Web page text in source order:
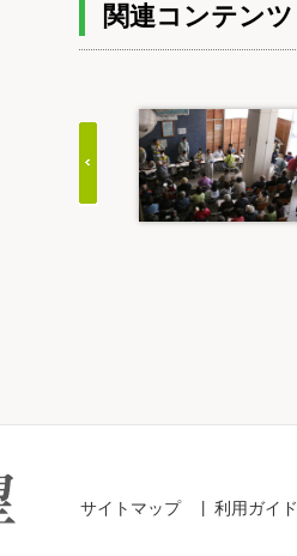
関連コンテンツ
サイトマップ 利用ガイド